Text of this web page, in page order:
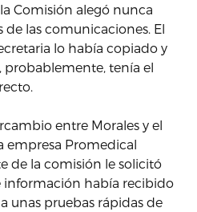
Comisión alegó nunca
las comunicaciones. El
lo había copiado y
tenía el
entre Morales y el
empresa Promedical
de la comisión le solicitó
información había recibido
unas pruebas rápidas de